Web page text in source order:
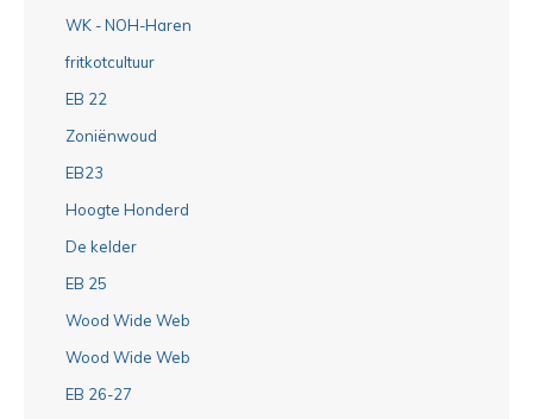
WK - NOH-Haren
fritkotcultuur
EB 22
Zoniënwoud
EB23
Hoogte Honderd
De kelder
EB 25
Wood Wide Web
Wood Wide Web
EB 26-27